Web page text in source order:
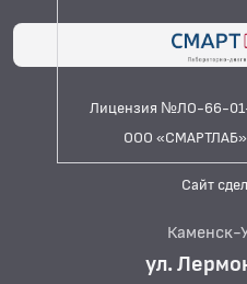
Лицензия №ЛО-66-
ООО
Сайт
Каменск-
ул.